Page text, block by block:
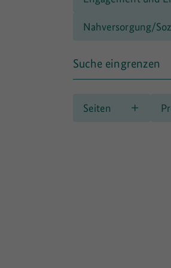
Nahversorgung/
Suche eingrenzen
Seiten